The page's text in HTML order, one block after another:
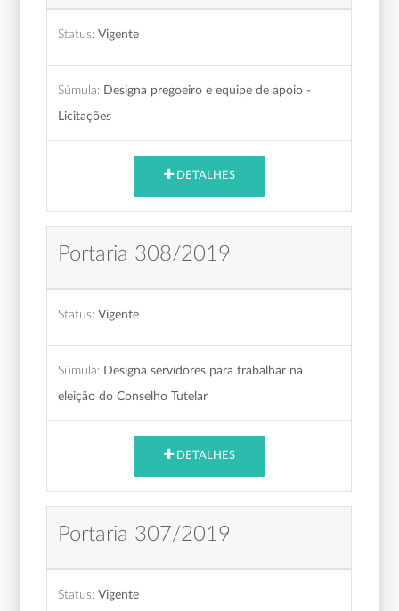
Status: Vigente
Súmula: Designa pregoeiro e equipe de apoio -
Licitações
DETALHES
Portaria 308/2019
Status: Vigente
Súmula: Designa servidores para trabalhar na
eleição do Conselho Tutelar
DETALHES
Portaria 307/2019
Status: Vigente